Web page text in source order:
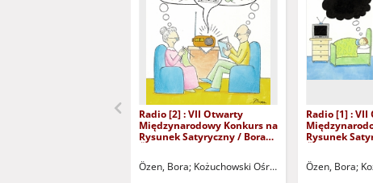
Radio [2] : VII Otwarty
Międzynarodowy Konkurs na
Rysunek Satyryczny / Bora
Özen, Bora Kożuchowski Ośrodek Kultury i Sportu
Radio [1] :
Rysunek
Özen, Bora